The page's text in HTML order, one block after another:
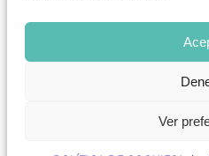
Ver
Revista GODOTes una revista
en información sobre artes
que se distribuye en espacios
puntos de interés